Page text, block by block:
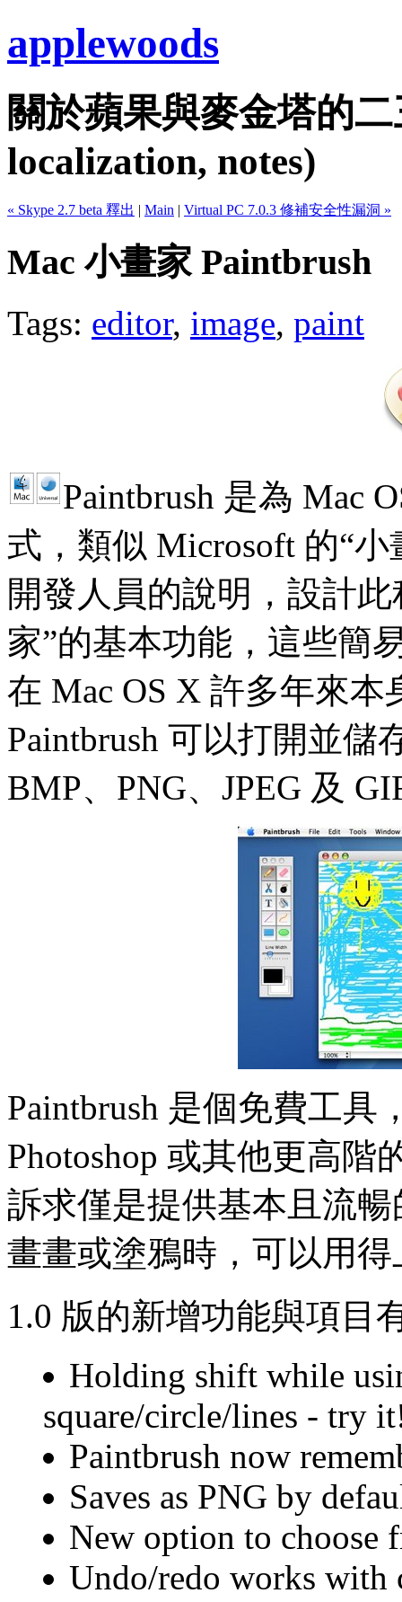
applewoods
關於蘋果與麥金塔的
localization, notes)
« Skype 2.7 beta 釋出 | Main | Virtual PC 7.0.3 修補安全性漏洞 »
Mac 小畫家 Paintbrush
Tags: editor, image, paint
Paintbrush 是為 Mac
式，類似 Microsoft 的“
開發人員的說明，設計
家”的基本功能，這些簡
在 Mac OS X 許多年來
Paintbrush 可以打開並
BMP、PNG、JPEG 及
Paintbrush 是個免費工
Photoshop 或其他更高
訴求僅是提供基本且流
畫畫或塗鴉時，可以用得
1.0 版的新增功能與項目
Holding shift while
square/circle/lines - try
Paintbrush now
Saves as PNG by
New option to choose
Undo/redo works with